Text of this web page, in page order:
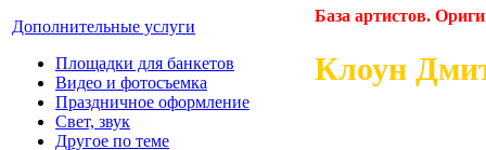
Дополнительные услуги
Площадки для банкетов
Видео и фотосъемка
Праздничное оформление
Свет, звук
Другое по теме
База артистов.
Клоун